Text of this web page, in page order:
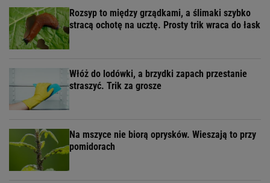
Rozsyp to między grządkami, a ślimaki szybko
stracą ochotę na ucztę. Prosty trik wraca do łask
Włóż do lodówki, a brzydki zapach przestanie
straszyć. Trik za grosze
Na mszyce nie biorą oprysków. Wieszają to przy
pomidorach